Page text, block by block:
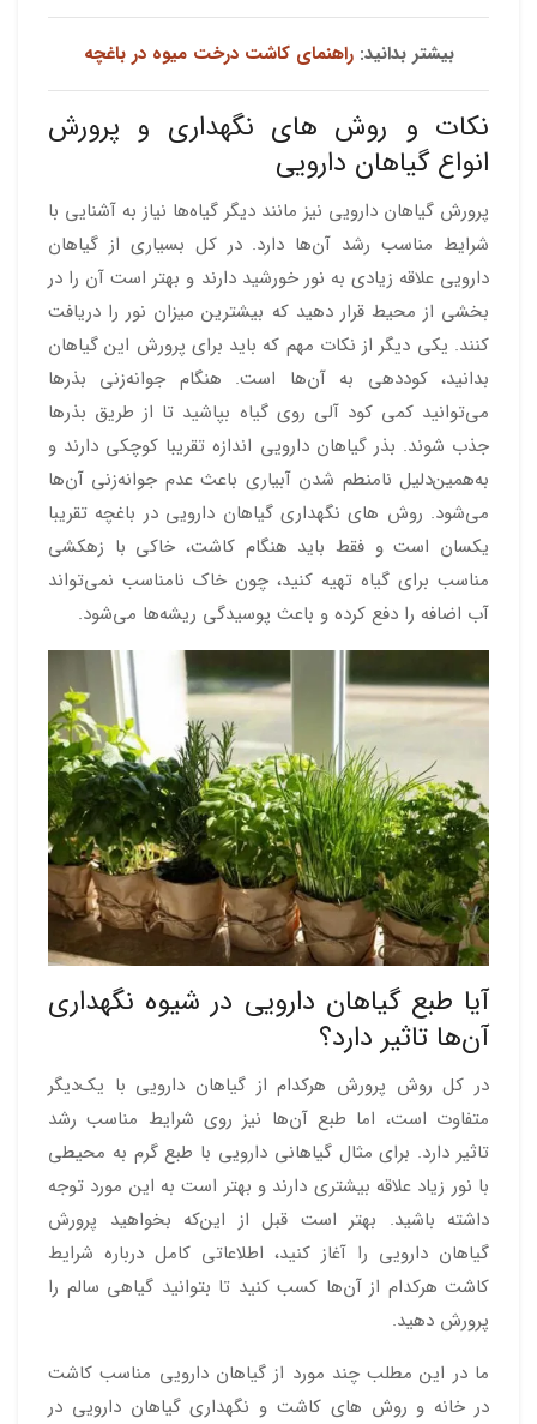
بیشتر بدانید: راهنمای کاشت درخت میوه در باغچه
نکات و روش های نگهداری و پرورش
انواع گیاهان دارویی
پرورش گیاهان دارویی نیز مانند دیگر گیاه‌ها نیاز به آشنایی با
شرایط مناسب رشد آن‌‎ها دارد. در کل بسیاری از گیاهان
دارویی علاقه زیادی به نور خورشید دارند و بهتر است آن را در
بخشی از محیط قرار دهید که بیشترین میزان نور را دریافت
کنند. یکی دیگر از نکات مهم که باید برای پرورش این گیاهان
بدانید، کوددهی به آن‌ها است. هنگام جوانه‌زنی بذرها
می‌توانید کمی کود آلی روی گیاه بپاشید تا از طریق بذرها
جذب شوند. بذر گیاهان دارویی اندازه تقریبا کوچکی دارند و
به‌همین‌‌دلیل نامنطم شدن آبیاری باعث عدم جوانه‌زنی آن‌ها
می‌شود. روش های نگهداری گیاهان دارویی در باغچه تقریبا
یکسان است و فقط باید هنگام کاشت، خاکی با زهکشی
مناسب برای گیاه تهیه کنید، چون خاک نامناسب نمی‌تواند
آب اضافه را دفع کرده و باعث پوسیدگی ریشه‌ها می‌شود.
آیا طبع گیاهان دارویی در شیوه نگهداری
آن‌ها تاثیر دارد؟
در کل روش پرورش هرکدام از گیاهان دارویی با یک‌دیگر
متفاوت است، اما طبع آن‌ها نیز روی شرایط مناسب رشد
تاثیر دارد. برای مثال گیاهانی دارویی با طبع گرم به محیطی
با نور زیاد علاقه بیشتری دارند و بهتر است به این مورد توجه
داشته باشید. بهتر است قبل از این‌که بخواهید پرورش
گیاهان دارویی را آغاز کنید، اطلاعاتی کامل درباره شرایط
کاشت هرکدام از آن‌ها کسب کنید تا بتوانید گیاهی سالم را
پرورش دهید.
ما در این مطلب چند مورد از گیاهان دارویی مناسب کاشت
در خانه و روش های کاشت و نگهداری گیاهان دارویی در